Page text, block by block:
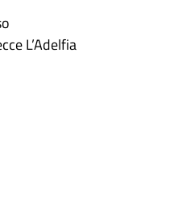
L’Adelfia